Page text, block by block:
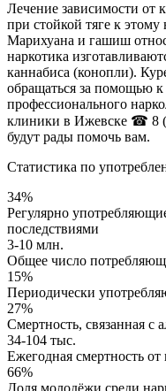
Лечение зависимости от
при стойкой тяге к этому
Марихуана и гашиш
наркотика
каннабиса (конопли).
обращаться за помощью
профессионального
клиники в Ижевске ☎ 8
будут рады помочь вам.
Статистика по
34%
Регулярно
последствиями
3-10 млн.
Общее число
15%
Периодически
27%
Смертность, связанная с
34-104 тыс.
Ежегодная смертность от
66%